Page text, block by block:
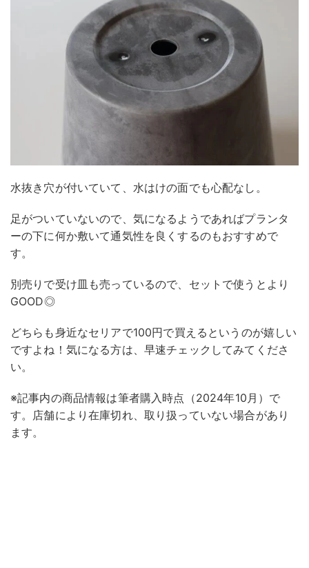
水抜き穴が付いていて、水はけの面でも心配なし。
足がついていないので、気になるようであればプランタ
ーの下に何か敷いて通気性を良くするのもおすすめで
す。
別売りで受け皿も売っているので、セットで使うとより
GOOD◎
どちらも身近なセリアで100円で買えるというのが嬉しい
ですよね！気になる方は、早速チェックしてみてくださ
い。
※記事内の商品情報は筆者購入時点（2024年10月）で
す。店舗により在庫切れ、取り扱っていない場合があり
ます。